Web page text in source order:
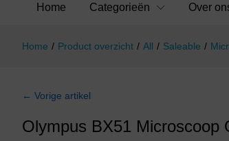
Home Categorieën Over
Home / Product overzicht / All / Saleable /
← Vorige artikel
Olympus BX51 Microscoop